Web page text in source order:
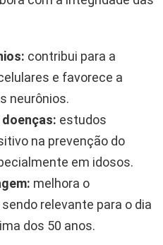
contribui para a
e favorece a
neurônios.
estudos
na prevenção do
em idosos.
melhora o
relevante para o dia
dos 50 anos.